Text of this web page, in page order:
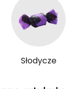
Słodycze